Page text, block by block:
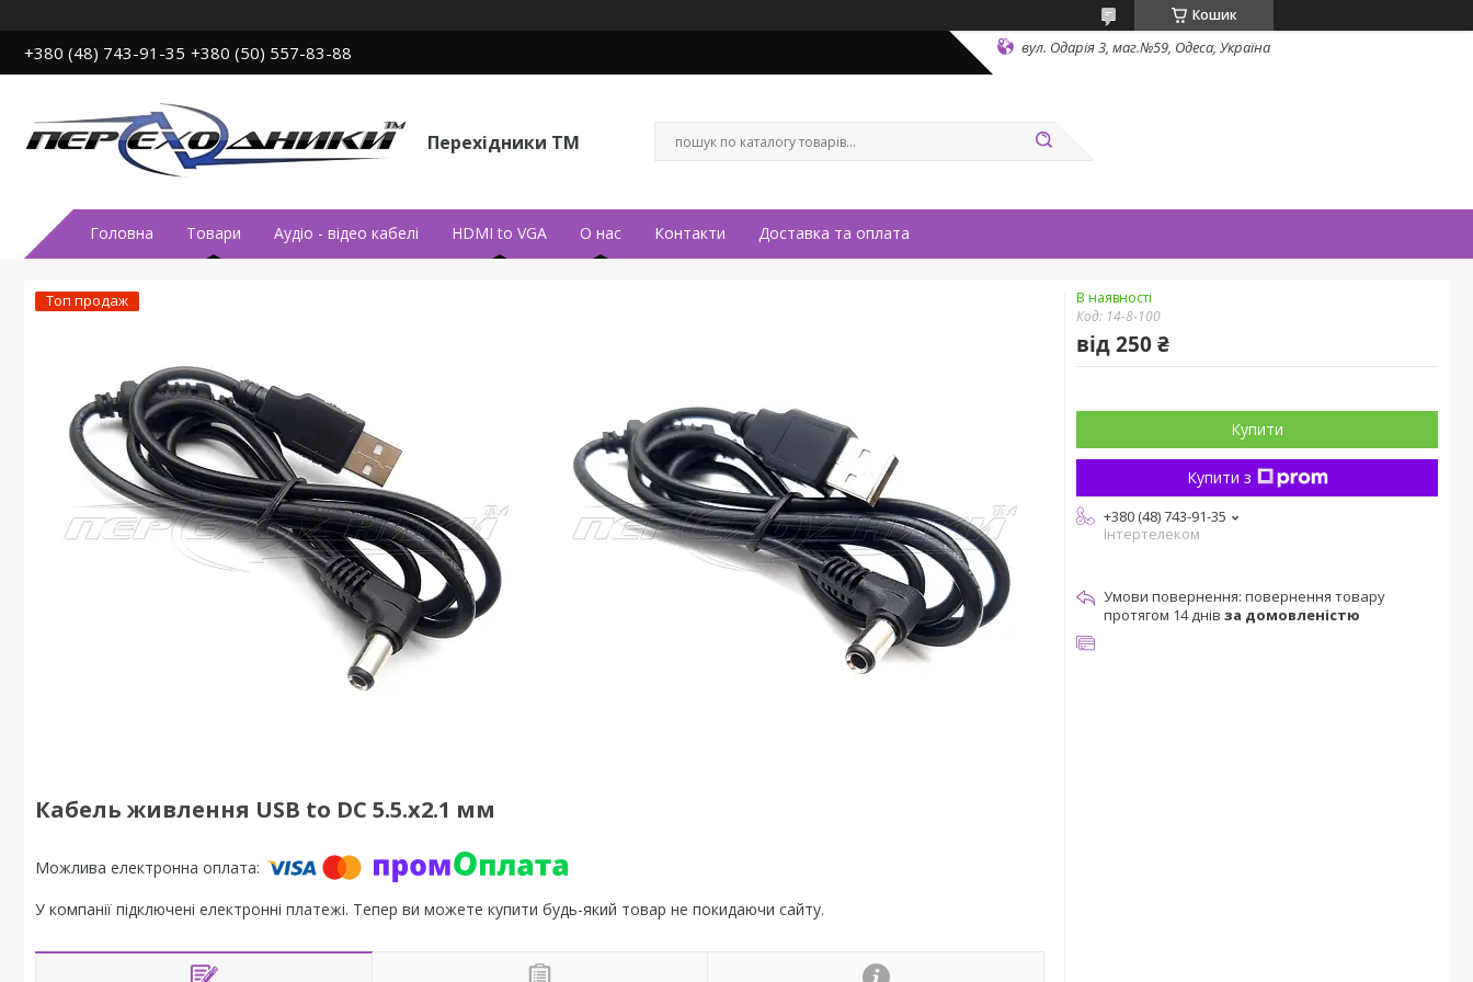
Кошик
+380 (48) 743-91-35 +380 (50) 557-83-88 вул. Одарiя 3, маг.№59, Одеса, Україна
Перехідники ТМ
Головна Товари Аудiо - вiдео кабелi HDMI to VGA О нас Контакти Доставка та оплата
Топ продаж
Кабель живлення USB to DC 5.5.x2.1 мм
У компанії підключені електронні платежі. Тепер ви можете купити будь-який товар не покидаючи сайту.
В наявності
Код: 14-8-100
від250 ₴
Купити
Купити з
+380 (48) 743-91-35
Інтертелеком
повернення товару
протягом 14 днів за домовленістю